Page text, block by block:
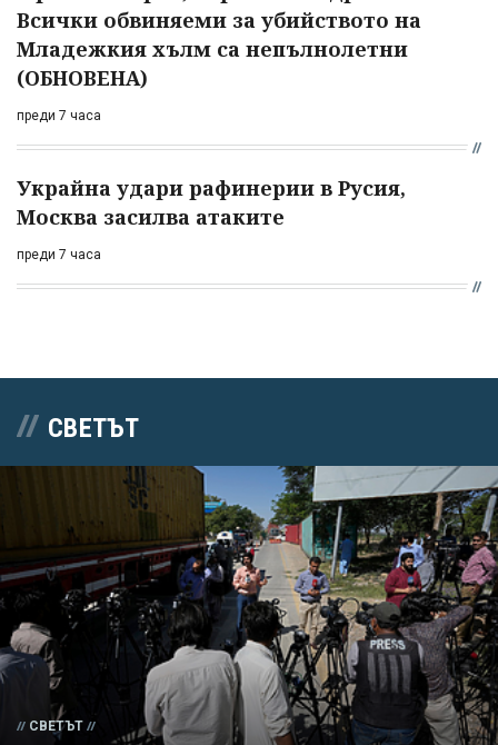
Всички обвиняеми за убийството на
Младежкия хълм са непълнолетни
(ОБНОВЕНА)
преди 7 часа
Украйна удари рафинерии в Русия,
Москва засилва атаките
преди 7 часа
СВЕТЪТ
СВЕТЪТ